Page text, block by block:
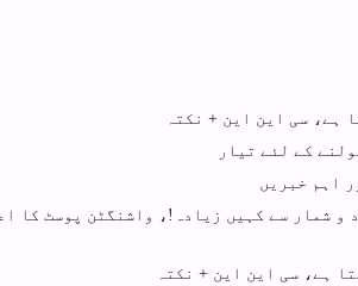
ہے، سی این این + نکتہ
کے لئے تیار
اہم خبریں
و شمار سے کہیں زیادہ!، واشنگٹن پوسٹ کا
ہے، سی این این + نکتہ